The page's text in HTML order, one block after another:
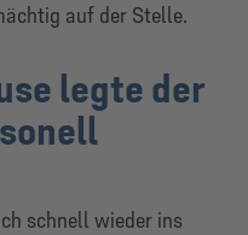
auf der Stelle.
legte der
schnell wieder ins